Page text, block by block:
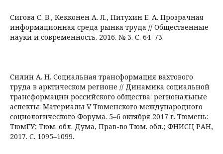
Сигова С. В., Кекконен А. Л., Питухин Е. А. Прозрачная
информационная среда рынка труда // Общественные
науки и современность. 2016. № 3. С. 64–73.
Силин А. Н. Социальная трансформация вахтового
труда в арктическом регионе // Динамика социальной
трансформации российского общества: региональные
аспекты: Материалы V Тюменского международного
социологического Форума. 5–6 октября 2017 г. Тюмень:
ТюмГУ; Тюм. обл. Дума, Прав-во Тюм. обл.; ФНИСЦ РАН,
2017. С. 1095–1099.